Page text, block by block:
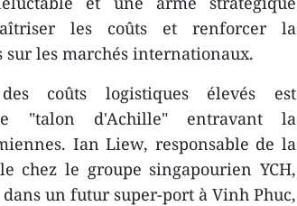
les coûts et renforcer la
les marchés internationaux.
coûts logistiques élevés est
"talon d'Achille" entravant la
Ian Liew, responsable de la
chez le groupe singapourien YCH,
un futur super-port à Vinh Phuc,